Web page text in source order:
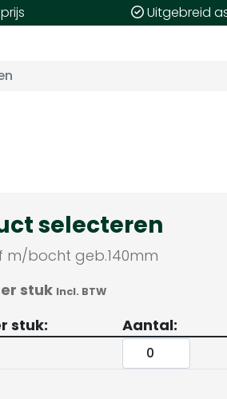
Uitgebreid
selecteren
m/bocht geb.140mm
stuk Incl. BTW
stuk: Aantal: